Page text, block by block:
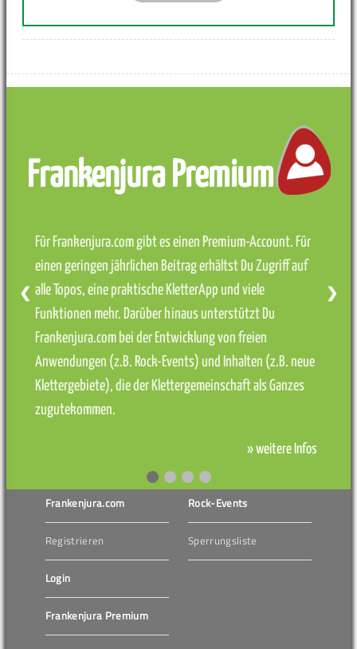
Frankenjura Premium
Für Frankenjura.com gibt es einen Premium-Account. Für
einen geringen jährlichen Beitrag erhältst Du Zugriff auf
alle Topos, eine praktische KletterApp und viele
Funktionen mehr. Darüber hinaus unterstützt Du
Frankenjura.com bei der Entwicklung von freien
Anwendungen (z.B. Rock-Events) und Inhalten (z.B. neue
Klettergebiete), die der Klettergemeinschaft als Ganzes
zugutekommen.
» weitere Infos
❮ ❯
Frankenjura.com
Registrieren
Login
Frankenjura Premium
Rock-Events
Sperrungsliste